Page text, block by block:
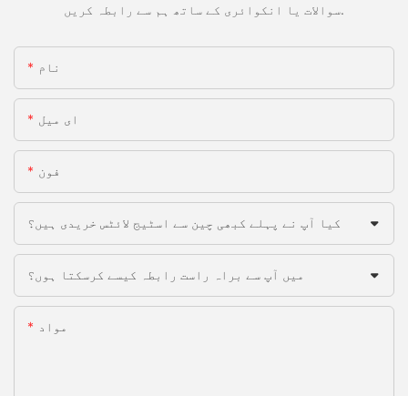
سوالات یا انکوائری کے ساتھ ہم سے رابطہ کریں.
نام
ای میل
فون
کیا آپ نے پہلے کبھی چین سے اسٹیج لائٹس خریدی ہیں؟
میں آپ سے براہ راست رابطہ کیسے کرسکتا ہوں؟
مواد